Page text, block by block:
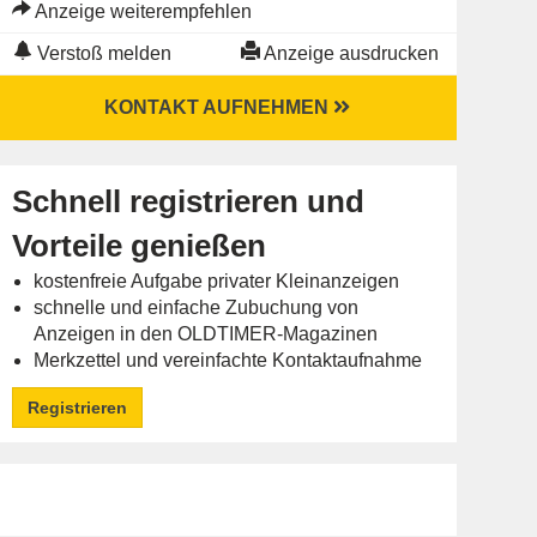
Anzeige weiterempfehlen
Verstoß melden Anzeige ausdrucken
KONTAKT AUFNEHMEN
Schnell registrieren und
Vorteile genießen
kostenfreie Aufgabe privater Kleinanzeigen
schnelle und einfache Zubuchung von
Anzeigen in den OLDTIMER-Magazinen
Merkzettel und vereinfachte Kontaktaufnahme
Registrieren